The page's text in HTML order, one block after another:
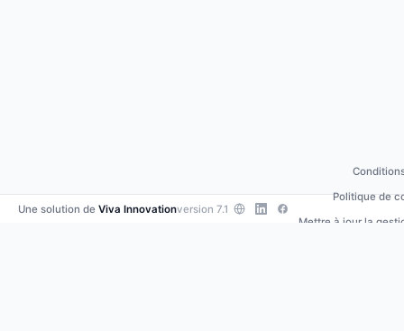
Une solution de Viva Innovationversion 7.1
Politique de
Mettre à jour la